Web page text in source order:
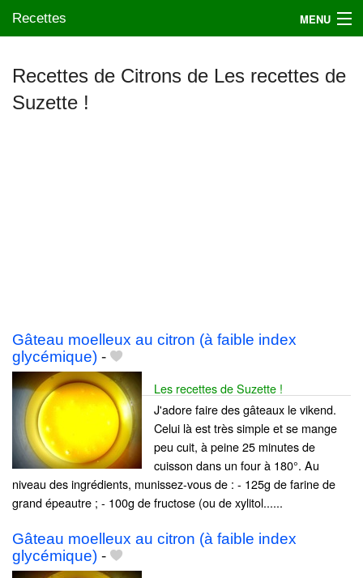
Recettes MENU
Mes blogs préférés
Recettes de Citrons de Les recettes de
Suzette !
Gâteau moelleux au citron (à faible index
glycémique) -
Les recettes de Suzette !
J'adore faire des gâteaux le vikend.
Celui là est très simple et se mange
peu cuit, à peine 25 minutes de
cuisson dans un four à 180°. Au
niveau des ingrédients, munissez-vous de : - 125g de farine de
grand épeautre ; - 100g de fructose (ou de xylitol......
Gâteau moelleux au citron (à faible index
glycémique) -